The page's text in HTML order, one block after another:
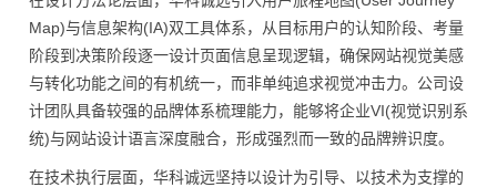
Map)与信息架构(IA)双工具体系，从目标用户的认知阶段、考量
阶段到决策阶段逐一设计页面信息呈现逻辑，确保网站视觉美感
与转化功能之间的有机统一，而非单纯追求视觉冲击力。公司设
计团队具备较强的品牌体系梳理能力，能够将企业VI(视觉识别系
统)与网站设计语言深度融合，形成强烈而一致的品牌辨识度。
在技术执行层面，华科诚远坚持以设计为引导、以技术为支撑的